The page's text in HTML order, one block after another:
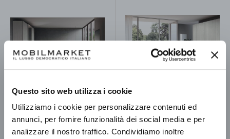
Questo sito web utilizza i cookie
Utilizziamo i cookie per personalizzare contenuti ed
annunci, per fornire funzionalità dei social media e per
analizzare il nostro traffico. Condividiamo inoltre
Camera Glass AI
Prezzo
scontato
€4.485,00
Camera Camelia
Prezzo
scontato
€2.619,00